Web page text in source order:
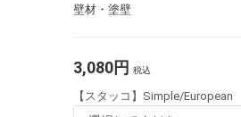
壁材・塗壁
3,080円 税込
【スタッコ】Simple/European